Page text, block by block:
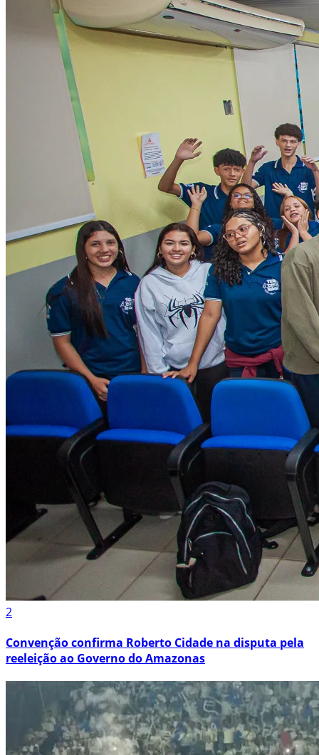
2
Convenção confirma Roberto Cidade na disputa pela
reeleição ao Governo do Amazonas